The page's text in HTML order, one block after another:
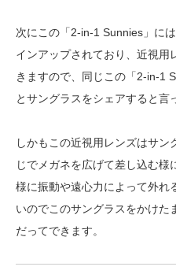
次にこの「2-in-1 Sunnies」に
インアップされており、近視用
きますので、同じこの「2-in-1
とサングラスをシェアすると言
しかもこの近視用レンズはサ
じでメガネを広げて差し込む
様に振動や遠心力によって外れ
いのでこのサングラスをかけた
だってできます。